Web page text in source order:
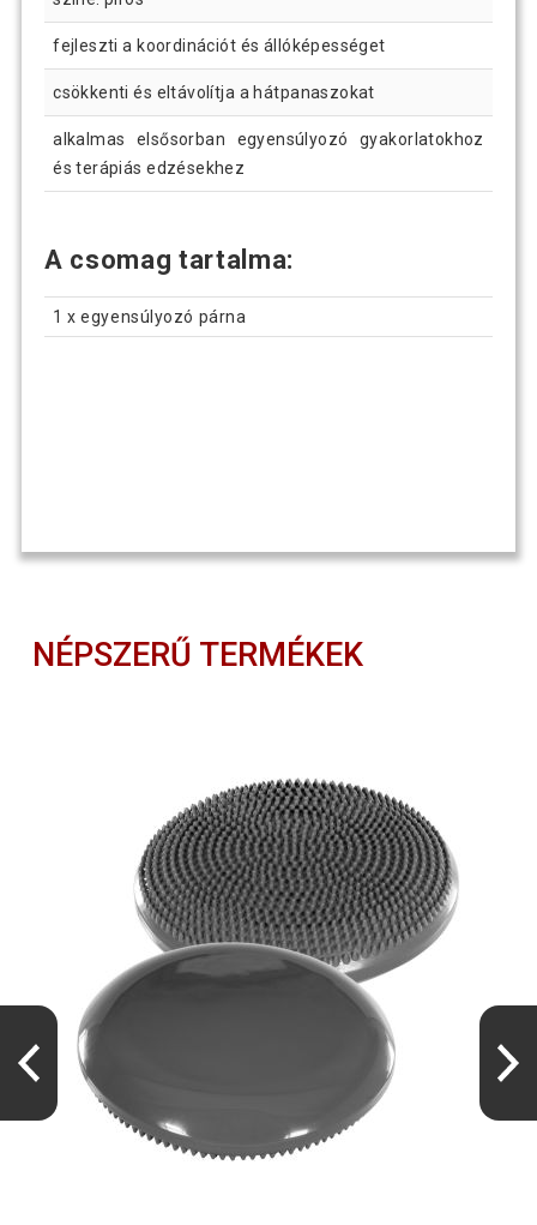
fejleszti a koordinációt és állóképességet
csökkenti és eltávolítja a hátpanaszokat
alkalmas elsősorban egyensúlyozó gyakorlatokhoz
és terápiás edzésekhez
A csomag tartalma:
1 x egyensúlyozó párna
NÉPSZERŰ TERMÉKEK